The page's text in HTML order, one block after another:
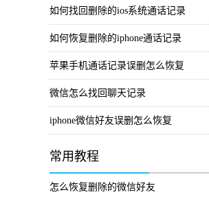
如何找回删除的ios系统通话记录
如何恢复删除的iphone通话记录
苹果手机通话记录误删怎么恢复
微信怎么找回聊天记录
iphone微信好友误删怎么恢复
常用教程
怎么恢复删除的微信好友